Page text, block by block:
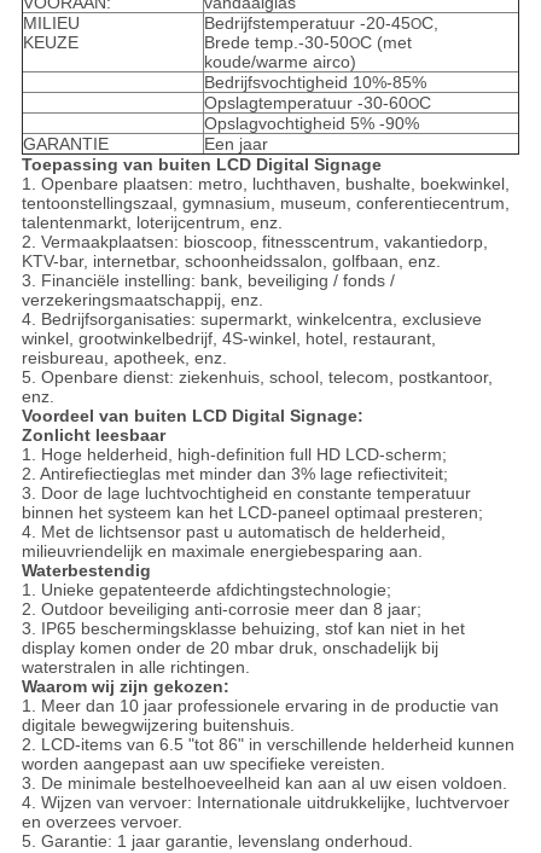
MILIEU
KEUZE
Bedrijfstemperatuur -20-45OC,
Brede temp.-30-50OC (met
koude/warme airco)
Bedrijfsvochtigheid 10%-85%
Opslagtemperatuur -30-60OC
Opslagvochtigheid 5% -90%
GARANTIE
Een jaar
Toepassing van buiten LCD Digital Signage
1. Openbare plaatsen: metro, luchthaven, bushalte, boekwinkel,
tentoonstellingszaal, gymnasium, museum, conferentiecentrum,
talentenmarkt, loterijcentrum, enz.
2. Vermaakplaatsen: bioscoop, fitnesscentrum, vakantiedorp,
KTV-bar, internetbar, schoonheidssalon, golfbaan, enz.
3. Financiële instelling: bank, beveiliging / fonds /
verzekeringsmaatschappij, enz.
4. Bedrijfsorganisaties: supermarkt, winkelcentra, exclusieve
winkel, grootwinkelbedrijf, 4S-winkel, hotel, restaurant,
reisbureau, apotheek, enz.
5. Openbare dienst: ziekenhuis, school, telecom, postkantoor,
enz.
Voordeel van buiten LCD Digital Signage:
Zonlicht leesbaar
1. Hoge helderheid, high-definition full HD LCD-scherm;
2. Antirefiectieglas met minder dan 3% lage refiectiviteit;
3. Door de lage luchtvochtigheid en constante temperatuur
binnen het systeem kan het LCD-paneel optimaal presteren;
4. Met de lichtsensor past u automatisch de helderheid,
milieuvriendelijk en maximale energiebesparing aan.
Waterbestendig
1. Unieke gepatenteerde afdichtingstechnologie;
2. Outdoor beveiliging anti-corrosie meer dan 8 jaar;
3. IP65 beschermingsklasse behuizing, stof kan niet in het
display komen onder de 20 mbar druk, onschadelijk bij
waterstralen in alle richtingen.
Waarom wij zijn gekozen:
1. Meer dan 10 jaar professionele ervaring in de productie van
digitale bewegwijzering buitenshuis.
2. LCD-items van 6.5 "tot 86" in verschillende helderheid kunnen
worden aangepast aan uw specifieke vereisten.
3. De minimale bestelhoeveelheid kan aan al uw eisen voldoen.
4. Wijzen van vervoer: Internationale uitdrukkelijke, luchtvervoer
en overzees vervoer.
5. Garantie: 1 jaar garantie, levenslang onderhoud.